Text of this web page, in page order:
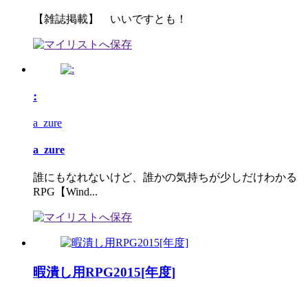
【雑誌掲載】 いいですとも！
:
a_zure
a_zure
誰にもなれないけど、誰かの気持ちが少しだけわかる
RPG【Wind...
暇潰し用RPG2015[年度]